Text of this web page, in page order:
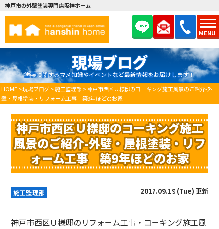
MENU
神戸市の外壁塗装専門店阪神ホーム
現場ブログ
塗装に関するマメ知識やイベントなど最新情報をお届けします！
HOME>現場ブログ>施工監理部 >神戸市西区Ｕ様邸のコーキング施工風景のご紹介-外
壁・屋根塗装・リフォーム工事 築9年ほどのお家
神戸市西区Ｕ様邸のコーキング施工
風景のご紹介-外壁・屋根塗装・リフ
ォーム工事 築9年ほどのお家
施工監理部 2017.09.19 (Tue) 更新
神戸市西区Ｕ様邸のリフォーム工事・コーキング施工風